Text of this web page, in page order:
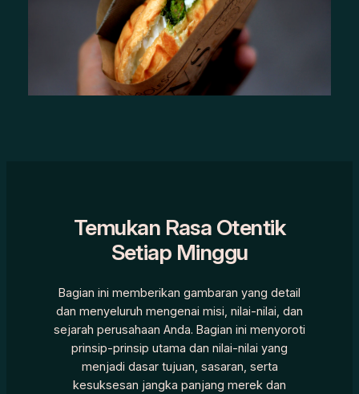
Temukan Rasa Otentik
Setiap Minggu
Bagian ini memberikan gambaran yang detail
dan menyeluruh mengenai misi, nilai-nilai, dan
sejarah perusahaan Anda. Bagian ini menyoroti
prinsip-prinsip utama dan nilai-nilai yang
menjadi dasar tujuan, sasaran, serta
kesuksesan jangka panjang merek dan